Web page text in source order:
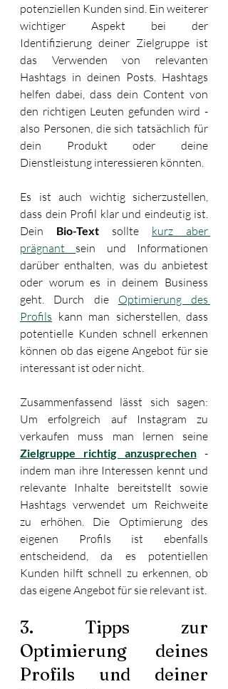
potenziellen Kunden sind. Ein weiterer
wichtiger Aspekt bei der
Identifizierung deiner Zielgruppe ist
das Verwenden von relevanten
Hashtags in deinen Posts. Hashtags
helfen dabei, dass dein Content von
den richtigen Leuten gefunden wird -
also Personen, die sich tatsächlich für
dein Produkt oder deine
Dienstleistung interessieren könnten.
Es ist auch wichtig sicherzustellen,
dass dein Profil klar und eindeutig ist.
Dein Bio-Text sollte kurz aber
prägnant sein und Informationen
darüber enthalten, was du anbietest
oder worum es in deinem Business
geht. Durch die Optimierung des
Profils kann man sicherstellen, dass
potentielle Kunden schnell erkennen
können ob das eigene Angebot für sie
interessant ist oder nicht.
Zusammenfassend lässt sich sagen:
Um erfolgreich auf Instagram zu
Zielgruppe richtig anzusprechen -
indem man ihre Interessen kennt und
relevante Inhalte bereitstellt sowie
Hashtags verwendet um Reichweite
zu erhöhen. Die Optimierung des
eigenen Profils ist ebenfalls
entscheidend, da es potentiellen
Kunden hilft schnell zu erkennen, ob
das eigene Angebot für sie relevant ist.
3. Tipps zur
Optimierung deines
Profils und deiner